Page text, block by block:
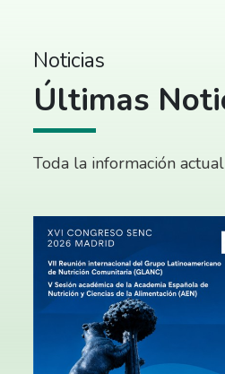
Noticias
Últimas
Toda la información